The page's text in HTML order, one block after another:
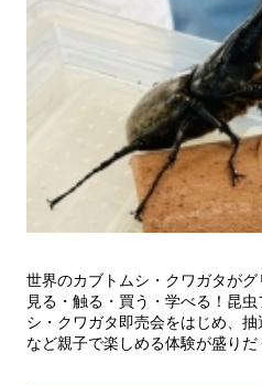
世界のカブトムシ・クワガタがグ
見る・触る・買う・学べる！昆
シ・クワガタ即売会をはじめ、
など親子で楽しめる体験が盛りだ